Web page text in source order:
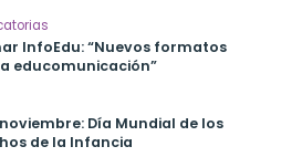
InfoEdu: “Nuevos formatos
educomunicación”
Día Mundial de los
de la Infancia